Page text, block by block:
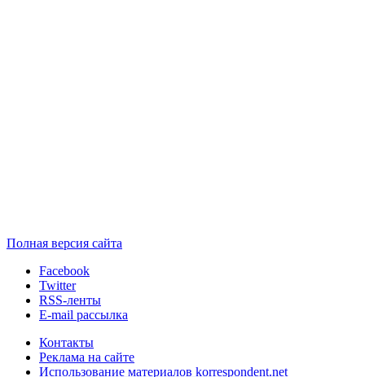
Полная версия сайта
Facebook
Twitter
RSS-ленты
E-mail рассылка
Контакты
Реклама на сайте
Использование материалов korrespondent.net